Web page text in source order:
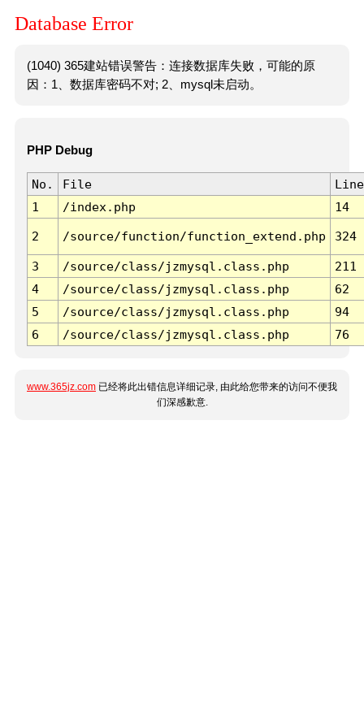
Database Error
(1040) 365建站错误警告：连接数据库失败，可能的原
因：1、数据库密码不对; 2、mysql未启动。
PHP Debug
No. File
Line
1
/index.php 14
2 /source/function/function_extend.php 324
3 /source/class/jzmysql.class.php
211
4
/source/class/jzmysql.class.php
62
5
/source/class/jzmysql.class.php
94
6
/source/class/jzmysql.class.php 76
www.365jz.com 已经将此出错信息详细记录, 由此给您带来的访问不便我
们深感歉意.